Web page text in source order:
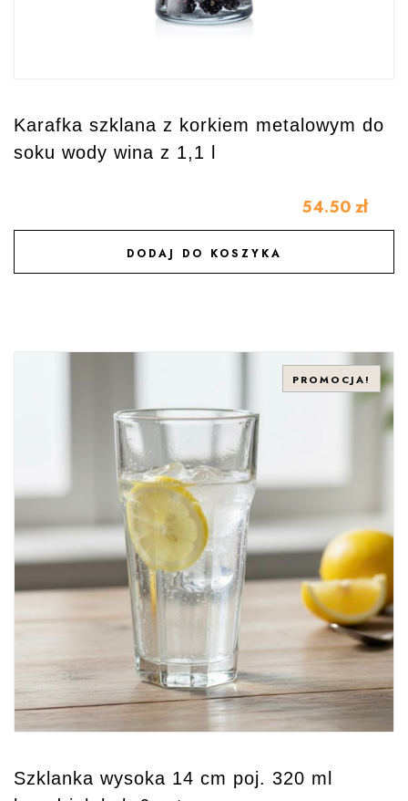
Karafka szklana z korkiem metalowym do
soku wody wina z 1,1 l
54.50 zł
DODAJ DO KOSZYKA
DODAJ DO ULUBIONYCH
PROMOCJA!
Szklanka wysoka 14 cm poj. 320 ml